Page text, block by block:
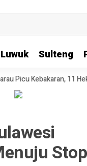
Luwuk Sulteng
Hektare Lahan di Pulau
Stop